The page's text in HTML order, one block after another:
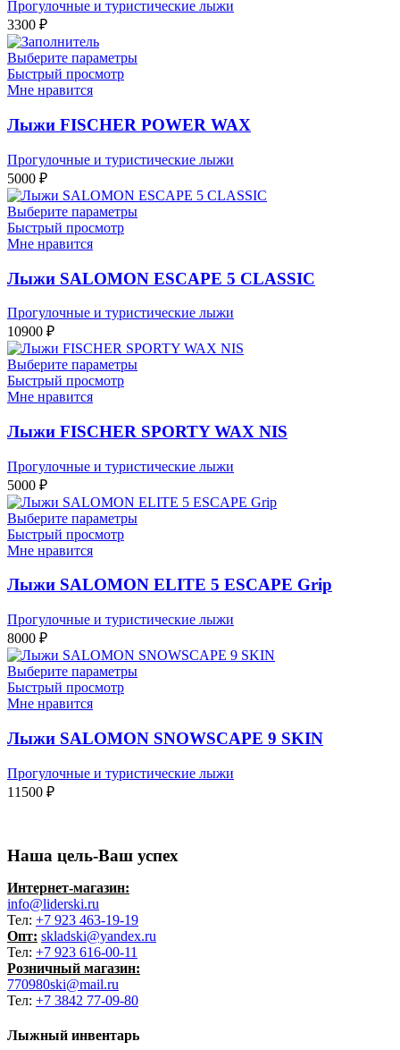
Прогулочные и туристические лыжи
3300 ₽
Выберите параметры
Быстрый просмотр
Мне нравится
Лыжи FISCHER POWER WAX
Прогулочные и туристические лыжи
5000 ₽
Выберите параметры
Быстрый просмотр
Мне нравится
Лыжи SALOMON ESCAPE 5 CLASSIC
Прогулочные и туристические лыжи
10900 ₽
Выберите параметры
Быстрый просмотр
Мне нравится
Лыжи FISCHER SPORTY WAX NIS
Прогулочные и туристические лыжи
5000 ₽
Выберите параметры
Быстрый просмотр
Мне нравится
Лыжи SALOMON ELITE 5 ESCAPE Grip
Прогулочные и туристические лыжи
8000 ₽
Выберите параметры
Быстрый просмотр
Мне нравится
Лыжи SALOMON SNOWSCAPE 9 SKIN
Прогулочные и туристические лыжи
11500 ₽
Наша цель-Ваш успех
Интернет-магазин:
info@liderski.ru
Тел: +7 923 463-19-19
Опт: skladski@yandex.ru
Тел: +7 923 616-00-11
Розничный магазин:
770980ski@mail.ru
Тел: +7 3842 77-09-80
Лыжный инвентарь